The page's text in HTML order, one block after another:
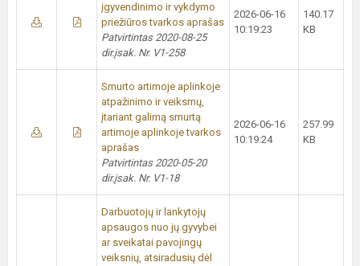
įgyvendinimo ir vykdymo
priežiūros tvarkos aprašas
Patvirtintas 2020-08-25
dir.įsak. Nr. V1-258
2026-06-16
10:19:23
140.17
KB
Smurto artimoje aplinkoje
atpažinimo ir veiksmų,
įtariant galimą smurtą
artimoje aplinkoje tvarkos
aprašas
Patvirtintas 2020-05-20
dir.įsak. Nr. V1-18
2026-06-16
10:19:24
257.99
KB
Darbuotojų ir lankytojų
apsaugos nuo jų gyvybei
ar sveikatai pavojingų
veiksnių, atsiradusių dėl